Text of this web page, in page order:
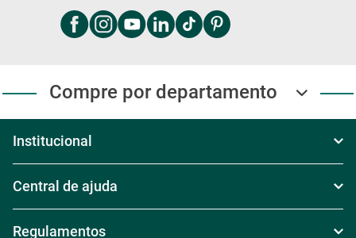
Compre por departamento
Institucional
Televendas
Central de ajuda
Regulamentos